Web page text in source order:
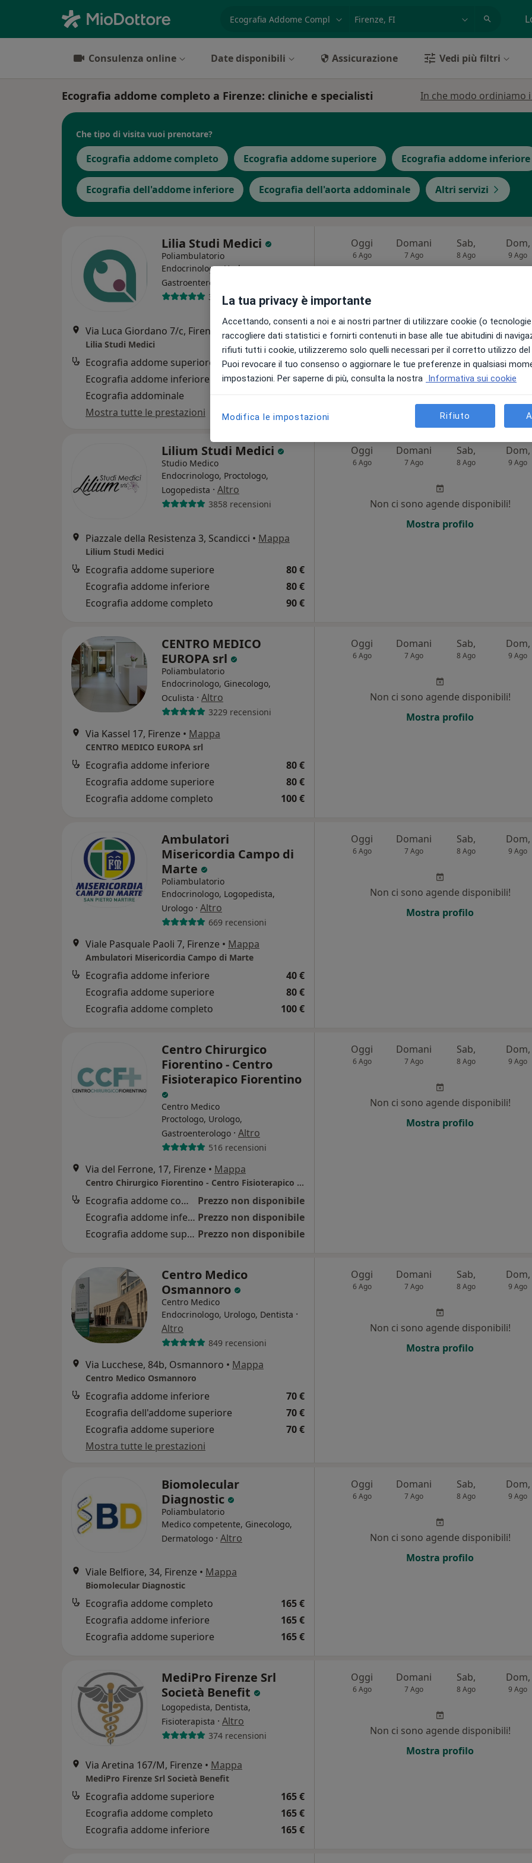
Consulenza online Date disponibili Assicurazione Vedi più filtri
Ecografia addome completo a Firenze: cliniche e specialisti In che modo ordiniamo
Che tipo di visita vuoi prenotare?
Ecografia addome completo Ecografia addome superiore Ecografia addome inferiore
Ecografia dell'addome inferiore Ecografia dell'aorta addominale Altri servizi
Lilia Studi Medici
Poliambulatorio
Endocrinologo, Urologo,
Gastroenterologo
3145 recensioni
Via Luca Giordano 7/c, Firenze • Mappa
Lilia Studi Medici
Ecografia addome superiore
90 €
Ecografia addome inferiore
90 €
Ecografia addominale
Mostra tutte le prestazioni
Oggi
6 Ago
Domani
7 Ago
Sab,
8 Ago
Dom,
9 Ago
Non ci sono agende disponibili!
Mostra profilo
Lilium Studi Medici
Studio Medico
Endocrinologo, Proctologo,
Logopedista · Altro
3858 recensioni
Piazzale della Resistenza 3, Scandicci • Mappa
Lilium Studi Medici
Ecografia addome superiore
80 €
Ecografia addome inferiore
80 €
Ecografia addome completo
90 €
Oggi
6 Ago
Domani
7 Ago
Sab,
8 Ago
Dom,
9 Ago
Non ci sono agende disponibili!
Mostra profilo
CENTRO MEDICO
EUROPA srl
Poliambulatorio
Endocrinologo, Ginecologo,
Oculista · Altro
3229 recensioni
Via Kassel 17, Firenze • Mappa
CENTRO MEDICO EUROPA srl
Ecografia addome inferiore
80 €
Ecografia addome superiore
80 €
Ecografia addome completo
100 €
Oggi
6 Ago
Domani
7 Ago
Sab,
8 Ago
Dom,
9 Ago
Non ci sono agende disponibili!
Mostra profilo
Ambulatori
Misericordia Campo di
Marte
Poliambulatorio
Endocrinologo, Logopedista,
Urologo · Altro
669 recensioni
Viale Pasquale Paoli 7, Firenze • Mappa
Ambulatori Misericordia Campo di Marte
Ecografia addome inferiore
40 €
Ecografia addome superiore
80 €
Ecografia addome completo
100 €
Oggi
6 Ago
Domani
7 Ago
Sab,
8 Ago
Dom,
9 Ago
Non ci sono agende disponibili!
Mostra profilo
Centro Chirurgico
Fiorentino - Centro
Fisioterapico Fiorentino
Centro Medico
Proctologo, Urologo,
Gastroenterologo · Altro
516 recensioni
Via del Ferrone, 17, Firenze • Mappa
Centro Chirurgico Fiorentino - Centro Fisioterapico Fiorentino
Ecografia addome completo
Prezzo non disponibile
Ecografia addome inferiore Prezzo non disponibile
Ecografia addome superiore Prezzo non disponibile
Oggi
6 Ago
Domani
7 Ago
Sab,
8 Ago
Dom,
9 Ago
Non ci sono agende disponibili!
Mostra profilo
Centro Medico
Osmannoro
Centro Medico
Endocrinologo, Urologo, Dentista ·
Altro
849 recensioni
Via Lucchese, 84b, Osmannoro • Mappa
Centro Medico Osmannoro
Ecografia addome inferiore
70 €
Ecografia dell'addome superiore
70 €
Ecografia addome superiore
70 €
Mostra tutte le prestazioni
Oggi
6 Ago
Domani
7 Ago
Sab,
8 Ago
Dom,
9 Ago
Non ci sono agende disponibili!
Mostra profilo
Biomolecular
Diagnostic
Poliambulatorio
Medico competente, Ginecologo,
Dermatologo · Altro
Viale Belfiore, 34, Firenze • Mappa
Biomolecular Diagnostic
Ecografia addome completo
165 €
Ecografia addome inferiore
165 €
Ecografia addome superiore
165 €
Oggi
6 Ago
Domani
7 Ago
Sab,
8 Ago
Dom,
9 Ago
Non ci sono agende disponibili!
Mostra profilo
MediPro Firenze Srl
Società Benefit
Logopedista, Dentista,
Fisioterapista · Altro
374 recensioni
Via Aretina 167/M, Firenze • Mappa
MediPro Firenze Srl Società Benefit
Ecografia addome superiore
165 €
Ecografia addome completo
165 €
Ecografia addome inferiore
165 €
Oggi
6 Ago
Domani
7 Ago
Sab,
8 Ago
Dom,
9 Ago
Non ci sono agende disponibili!
Mostra profilo
La tua privacy è importante
Accettando, consenti a noi e ai nostri partner di utilizzare cookie (o
raccogliere dati statistici e fornirti contenuti in base alle tue abitudini di
rifiuti tutti i cookie, utilizzeremo solo quelli necessari per il corretto utilizzo
Puoi revocare il tuo consenso o aggiornare le tue preferenze in qualsiasi
impostazioni. Per saperne di più, consulta la nostra Informativa sui cookie
Modifica le impostazioni Rifiuto